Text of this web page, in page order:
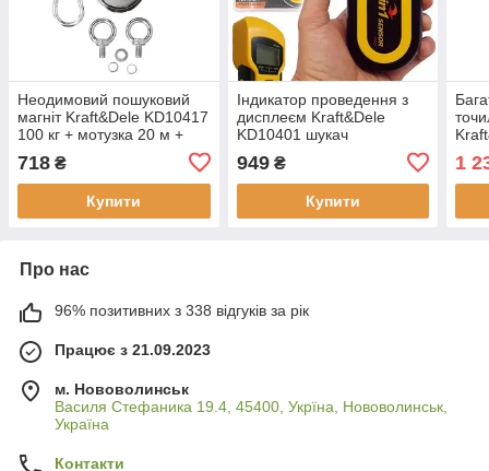
Неодимовий пошуковий
магніт Kraft&Dele KD10417
100 кг + мотузка 20 м +
718 ₴
Купити
Індикатор проведення з
дисплеєм Kraft&Dele
KD10401 шукач
прихованого проведення,
кабель, метал, колір
метал у стіні
949₴
Купити
1
Про нас
96% позитивних з 338 відгуків за рік
Працює з 21.09.2023
м. Нововолинськ
Василя Стефаника 19.4, 45400, Укрїна, Нововолинськ,
Україна
Контакти